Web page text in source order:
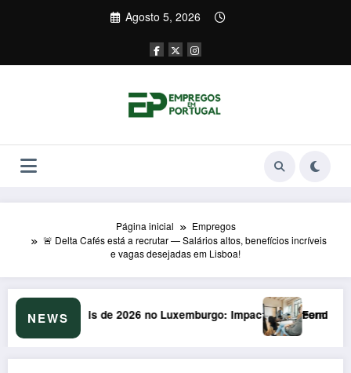
Agosto 5, 2026
Página inicial
Empregos
🚨 Delta Cafés está a recrutar — Salários altos, benefícios incríveis
e vagas desejadas em Lisboa!
NEWS
Impacto Surpreendente nos Portugueses
Formação em Soft Skills em 2026: Armadilha